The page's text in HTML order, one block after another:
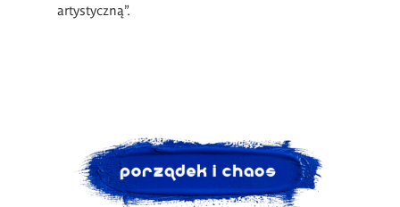
artystyczną”.